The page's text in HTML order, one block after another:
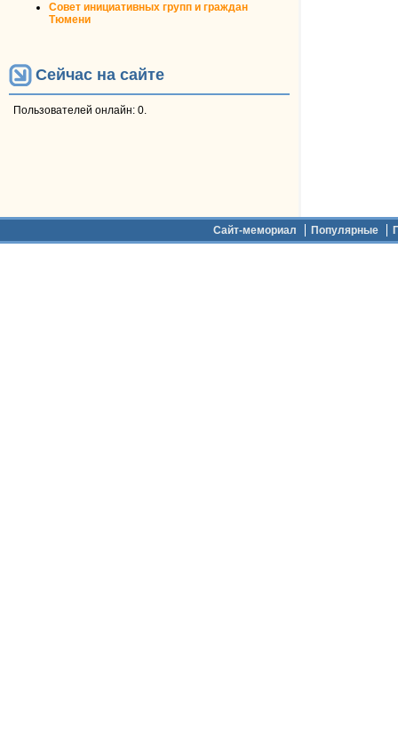
Совет инициативных групп и граждан
Тюмени
Сейчас на сайте
Пользователей онлайн: 0.
Сайт-мемориал Популярные